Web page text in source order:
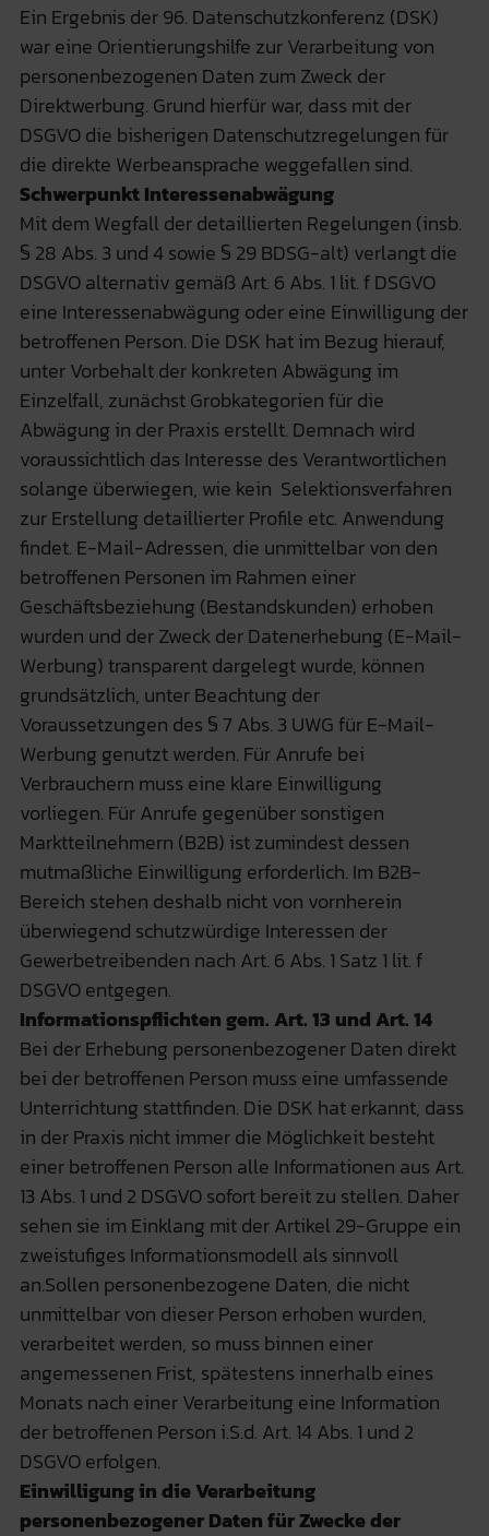
Ein Ergebnis der 96. Datenschutzkonferenz (DSK)
war eine Orientierungshilfe zur Verarbeitung von
personenbezogenen Daten zum Zweck der
Direktwerbung. Grund hierfür war, dass mit der
DSGVO die bisherigen Datenschutzregelungen für
die direkte Werbeansprache weggefallen sind.
Schwerpunkt Interessenabwägung
Mit dem Wegfall der detaillierten Regelungen (insb.
§ 28 Abs. 3 und 4 sowie § 29 BDSG-alt) verlangt die
DSGVO alternativ gemäß Art. 6 Abs. 1 lit. f DSGVO
eine Interessenabwägung oder eine Einwilligung der
betroffenen Person. Die DSK hat im Bezug hierauf,
unter Vorbehalt der konkreten Abwägung im
Einzelfall, zunächst Grobkategorien für die
Abwägung in der Praxis erstellt. Demnach wird
voraussichtlich das Interesse des Verantwortlichen
solange überwiegen, wie kein Selektionsverfahren
zur Erstellung detaillierter Profile etc. Anwendung
findet. E-Mail-Adressen, die unmittelbar von den
betroffenen Personen im Rahmen einer
Geschäftsbeziehung (Bestandskunden) erhoben
wurden und der Zweck der Datenerhebung (E-Mail-
Werbung) transparent dargelegt wurde, können
grundsätzlich, unter Beachtung der
Voraussetzungen des § 7 Abs. 3 UWG für E-Mail-
Werbung genutzt werden. Für Anrufe bei
Verbrauchern muss eine klare Einwilligung
vorliegen. Für Anrufe gegenüber sonstigen
Marktteilnehmern (B2B) ist zumindest dessen
mutmaßliche Einwilligung erforderlich. Im B2B-
Bereich stehen deshalb nicht von vornherein
überwiegend schutzwürdige Interessen der
Gewerbetreibenden nach Art. 6 Abs. 1 Satz 1 lit. f
DSGVO entgegen.
Informationspflichten gem. Art. 13 und Art. 14
Bei der Erhebung personenbezogener Daten direkt
bei der betroffenen Person muss eine umfassende
Unterrichtung stattfinden. Die DSK hat erkannt, dass
in der Praxis nicht immer die Möglichkeit besteht
einer betroffenen Person alle Informationen aus Art.
13 Abs. 1 und 2 DSGVO sofort bereit zu stellen. Daher
sehen sie im Einklang mit der Artikel 29-Gruppe ein
zweistufiges Informationsmodell als sinnvoll
an.Sollen personenbezogene Daten, die nicht
unmittelbar von dieser Person erhoben wurden,
verarbeitet werden, so muss binnen einer
angemessenen Frist, spätestens innerhalb eines
Monats nach einer Verarbeitung eine Information
der betroffenen Person i.S.d. Art. 14 Abs. 1 und 2
DSGVO erfolgen.
Einwilligung in die Verarbeitung
personenbezogener Daten für Zwecke der